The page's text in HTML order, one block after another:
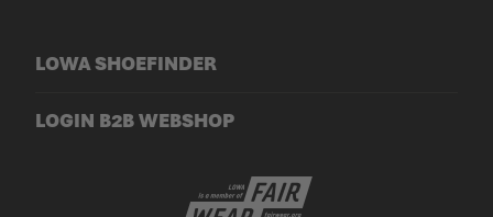
LOWA SHOEFINDER
LOGIN B2B WEBSHOP